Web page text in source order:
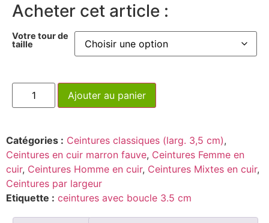
Acheter cet article :
Votre tour de
taille
Ajouter au panier
Catégories : Ceintures classiques (larg. 3,5 cm),
Ceintures en cuir marron fauve, Ceintures Femme en
cuir, Ceintures Homme en cuir, Ceintures Mixtes en cuir,
Ceintures par largeur
Etiquette : ceintures avec boucle 3.5 cm